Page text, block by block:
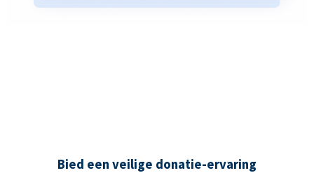
Bied een veilige donatie-ervaring